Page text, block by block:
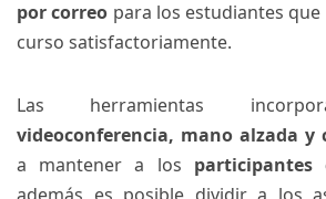
por correo para los estudiantes que
curso satisfactoriamente.
Las herramientas
videoconferencia, mano alzada y
a mantener a los participantes